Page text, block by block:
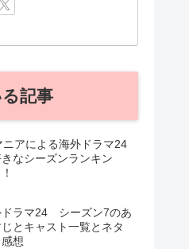
記事
ニアによる海外ドラマ24
なシーズンランキン
ドラマ24 シーズン7のあ
じとキャスト一覧とネタ
想